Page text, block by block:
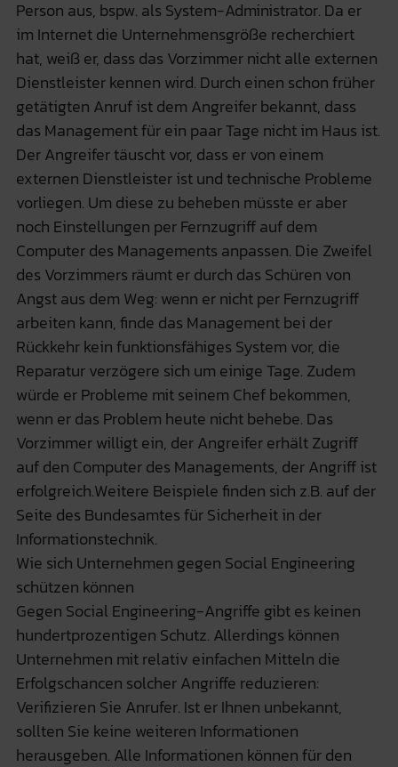
Person aus, bspw. als System-Administrator. Da er
im Internet die Unternehmensgröße recherchiert
hat, weiß er, dass das Vorzimmer nicht alle externen
Dienstleister kennen wird. Durch einen schon früher
getätigten Anruf ist dem Angreifer bekannt, dass
das Management für ein paar Tage nicht im Haus ist.
Der Angreifer täuscht vor, dass er von einem
externen Dienstleister ist und technische Probleme
vorliegen. Um diese zu beheben müsste er aber
noch Einstellungen per Fernzugriff auf dem
Computer des Managements anpassen. Die Zweifel
des Vorzimmers räumt er durch das Schüren von
Angst aus dem Weg: wenn er nicht per Fernzugriff
arbeiten kann, finde das Management bei der
Rückkehr kein funktionsfähiges System vor, die
Reparatur verzögere sich um einige Tage. Zudem
würde er Probleme mit seinem Chef bekommen,
wenn er das Problem heute nicht behebe. Das
Vorzimmer willigt ein, der Angreifer erhält Zugriff
auf den Computer des Managements, der Angriff ist
erfolgreich.Weitere Beispiele finden sich z.B. auf der
Seite des Bundesamtes für Sicherheit in der
Informationstechnik.
Wie sich Unternehmen gegen Social Engineering
schützen können
Gegen Social Engineering-Angriffe gibt es keinen
hundertprozentigen Schutz. Allerdings können
Unternehmen mit relativ einfachen Mitteln die
Erfolgschancen solcher Angriffe reduzieren:
Verifizieren Sie Anrufer. Ist er Ihnen unbekannt,
sollten Sie keine weiteren Informationen
herausgeben. Alle Informationen können für den